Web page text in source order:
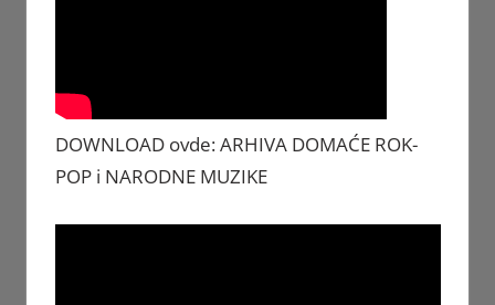
DOWNLOAD ovde: ARHIVA DOMAĆE ROK-
POP i NARODNE MUZIKE